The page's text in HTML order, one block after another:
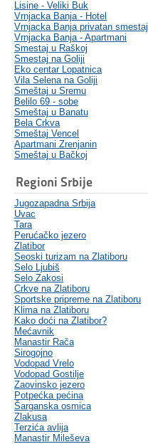
Lisine - Veliki Buk
Vrnjacka Banja - Hotel
Vrnjacka Banja privatan smestaj
Vrnjacka Banja - Apartmani
Smestaj u Raškoj
Smestaj na Goliji
Eko centar Lopatnica
Vila Selena na Goliji
Smeštaj u Sremu
Belilo 69 - sobe
Smeštaj u Banatu
Bela Crkva
Smeštaj Vencel
Apartmani Zrenjanin
Smeštaj u Bačkoj
Regioni Srbije
Jugozapadna Srbija
Uvac
Tara
Perućačko jezero
Zlatibor
Seoski turizam na Zlatiboru
Selo Ljubiš
Selo Zakosi
Crkve na Zlatiboru
Sportske pripreme na Zlatiboru
Klima na Zlatiboru
Kako doći na Zlatibor?
Mećavnik
Manastir Rača
Sirogojno
Vodopad Vrelo
Vodopad Gostilje
Zaovinsko jezero
Potpećka pećina
Šarganska osmica
Zlakusa
Terzića avlija
Manastir Mileševa